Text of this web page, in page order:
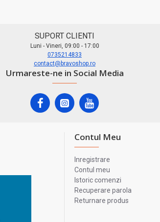
SUPORT CLIENTI
Luni - Vineri, 09:00 - 17:00
0735214833
contact@bravoshop.ro
Urmareste-ne in Social Media
Contul Meu
Inregistrare
Contul meu
Istoric comenzi
Recuperare parola
Returnare produs